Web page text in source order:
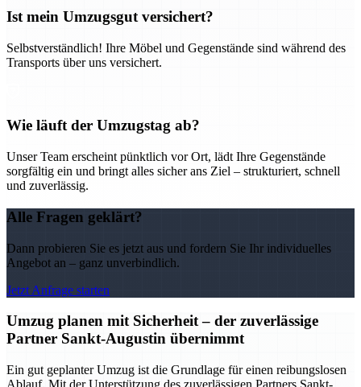
Ist mein Umzugsgut versichert?
Selbstverständlich! Ihre Möbel und Gegenstände sind während des
Transports über uns versichert.
Wie läuft der Umzugstag ab?
Unser Team erscheint pünktlich vor Ort, lädt Ihre Gegenstände
sorgfältig ein und bringt alles sicher ans Ziel – strukturiert, schnell
und zuverlässig.
Alle Fragen geklärt?
Dann probieren Sie es jetzt aus und fordern Sie Ihr individuelles
Angebot an – ganz unverbindlich.
Jetzt Anfrage starten
Umzug planen mit Sicherheit – der zuverlässige
Partner Sankt-Augustin übernimmt
Ein gut geplanter Umzug ist die Grundlage für einen reibungslosen
Ablauf. Mit der Unterstützung des zuverlässigen Partners Sankt-